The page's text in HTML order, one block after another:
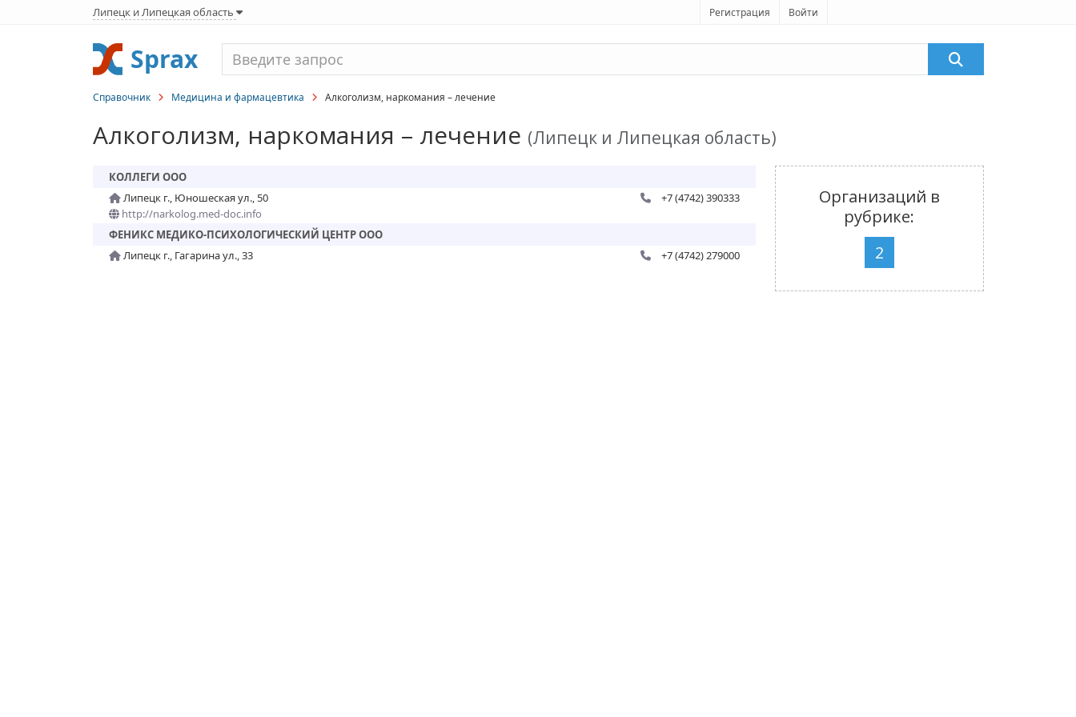
Липецк и Липецкая область Регистрация Войти
Sprax
Справочник Медицина и фармацевтика Алкоголизм, наркомания – лечение
Алкоголизм, наркомания – лечение (Липецк и Липецкая область)
КОЛЛЕГИ ООО
Липецк г., Юношеская ул., 50
http://narkolog.med-doc.info
+7 (4742) 390333
ФЕНИКС МЕДИКО-ПСИХОЛОГИЧЕСКИЙ ЦЕНТР ООО
Липецк г., Гагарина ул., 33
+7 (4742) 279000
Организаций в
рубрике:
2